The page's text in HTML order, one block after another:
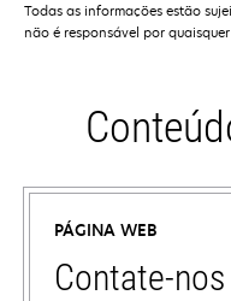
Todas as informações estão
não é responsável por
PÁGINA WEB
Contate-nos